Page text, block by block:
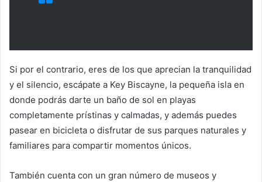
Si por el contrario, eres de los que aprecian la tranquilidad
y el silencio, escápate a Key Biscayne, la pequeña isla en
donde podrás darte un baño de sol en playas
completamente prístinas y calmadas, y además puedes
pasear en bicicleta o disfrutar de sus parques naturales y
familiares para compartir momentos únicos.
También cuenta con un gran número de museos y